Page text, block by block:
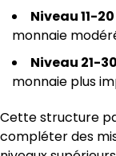
Niveau 11-20
monnaie
Niveau 21-
monnaie plus
Cette structure
compléter des